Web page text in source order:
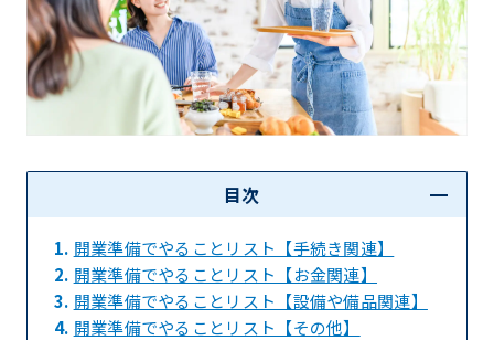
目次
1. 開業準備でやることリスト【手続き関連】
2. 開業準備でやることリスト【お金関連】
3. 開業準備でやることリスト【設備や備品関連】
4. 開業準備でやることリスト【その他】